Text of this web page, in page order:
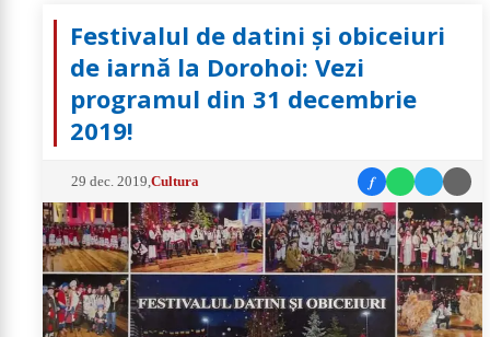
Festivalul de datini și obiceiuri
de iarnă la Dorohoi: Vezi
programul din 31 decembrie
2019!
29 dec. 2019 ,Cultura f